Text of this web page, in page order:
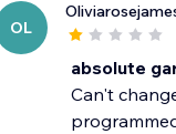
OL
absolute
Can't